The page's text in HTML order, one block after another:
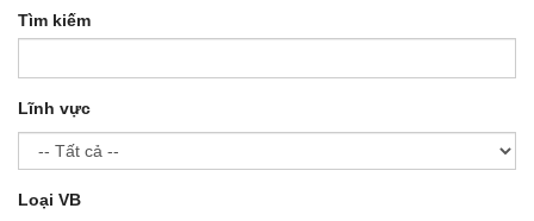
Tìm kiếm
Lĩnh vực
Loại VB